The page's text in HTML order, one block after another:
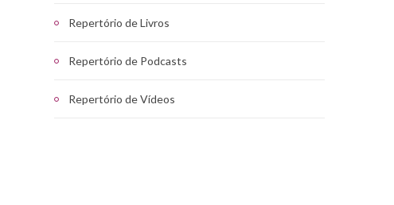
Repertório de Livros
Repertório de Podcasts
Repertório de Vídeos